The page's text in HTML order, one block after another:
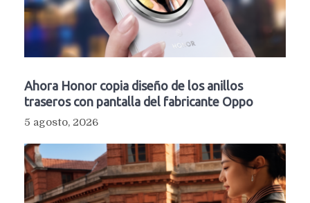
Ahora Honor copia diseño de los anillos
traseros con pantalla del fabricante Oppo
5 agosto, 2026